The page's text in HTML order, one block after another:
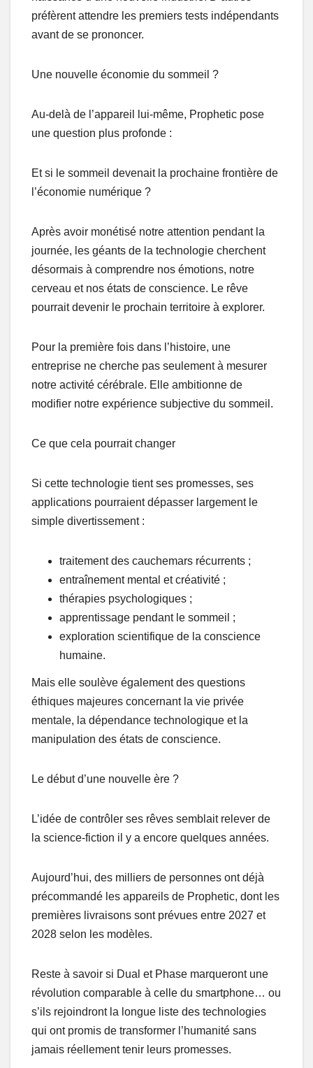
préfèrent attendre les premiers tests indépendants
avant de se prononcer.
Une nouvelle économie du sommeil ?
Au-delà de l’appareil lui-même, Prophetic pose
une question plus profonde :
Et si le sommeil devenait la prochaine frontière de
l’économie numérique ?
Après avoir monétisé notre attention pendant la
journée, les géants de la technologie cherchent
désormais à comprendre nos émotions, notre
cerveau et nos états de conscience. Le rêve
pourrait devenir le prochain territoire à explorer.
Pour la première fois dans l’histoire, une
entreprise ne cherche pas seulement à mesurer
notre activité cérébrale. Elle ambitionne de
modifier notre expérience subjective du sommeil.
Ce que cela pourrait changer
Si cette technologie tient ses promesses, ses
applications pourraient dépasser largement le
simple divertissement :
traitement des cauchemars récurrents ;
entraînement mental et créativité ;
thérapies psychologiques ;
apprentissage pendant le sommeil ;
exploration scientifique de la conscience
humaine.
Mais elle soulève également des questions
éthiques majeures concernant la vie privée
mentale, la dépendance technologique et la
manipulation des états de conscience.
Le début d’une nouvelle ère ?
L’idée de contrôler ses rêves semblait relever de
la science-fiction il y a encore quelques années.
Aujourd’hui, des milliers de personnes ont déjà
précommandé les appareils de Prophetic, dont les
premières livraisons sont prévues entre 2027 et
2028 selon les modèles.
Reste à savoir si Dual et Phase marqueront une
révolution comparable à celle du smartphone… ou
s’ils rejoindront la longue liste des technologies
qui ont promis de transformer l’humanité sans
jamais réellement tenir leurs promesses.